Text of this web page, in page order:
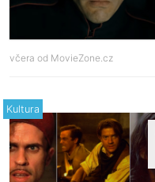
včera od MovieZone.cz
Kultura